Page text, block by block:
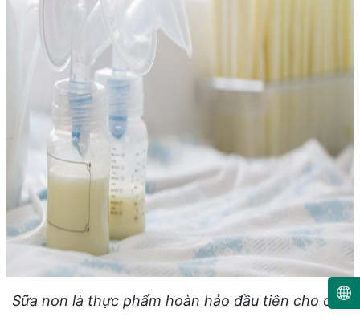
Sữa non là thực phẩm hoàn hảo đầu tiên cho con